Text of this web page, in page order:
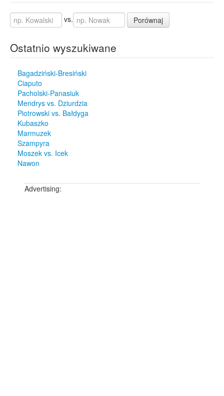
vs. Porównaj
Ostatnio wyszukiwane
Bagadziński-Bresiński
Ciaputo
Pacholski-Panasiuk
Mendrys vs. Dziurdzia
Piotrowski vs. Bałdyga
Kubaszko
Marmuzek
Szampyra
Moszek vs. Icek
Nawon
Advertising: